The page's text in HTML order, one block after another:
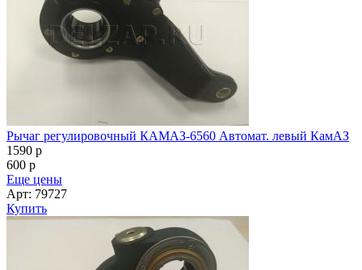
Рычаг регулировочный КАМАЗ-6560 Автомат. левый КамАЗ
1590 p
600 p
Еще цены
Арт: 79727
Купить